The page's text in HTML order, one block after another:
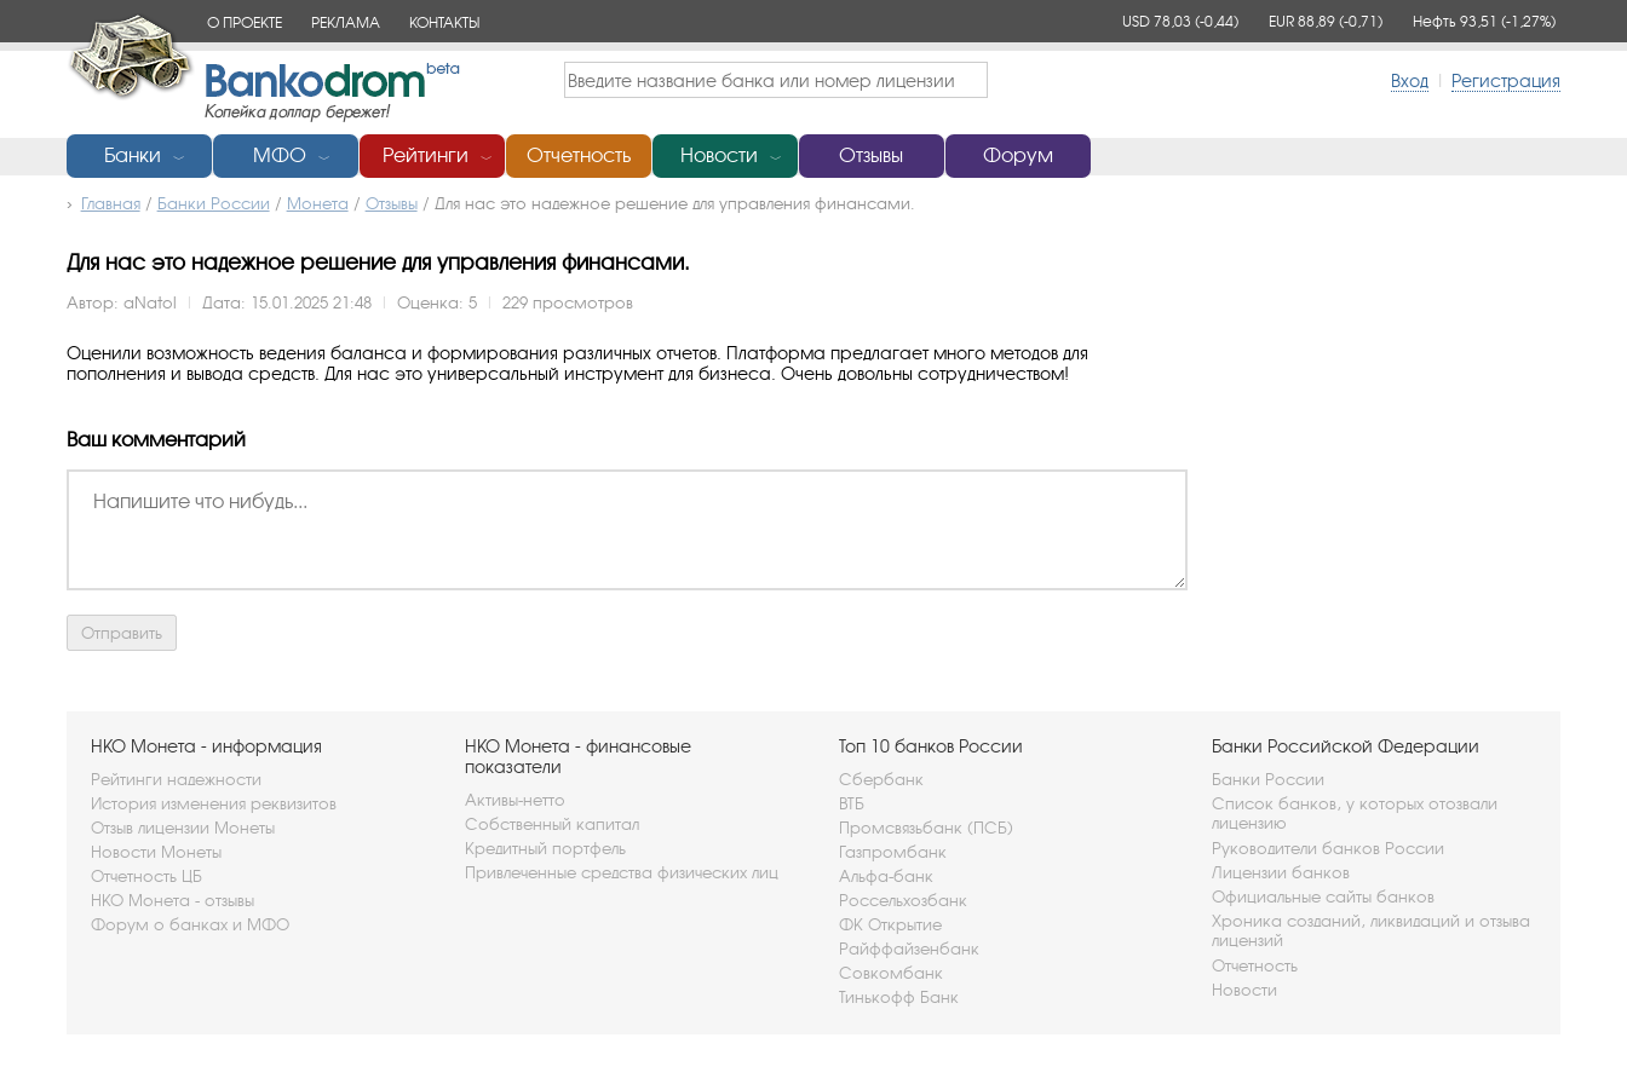
О ПРОЕКТЕ РЕКЛАМА КОНТАКТЫ USD 78,03 (-0,44) EUR 88,89 (-0,71) Нефть 93,51 (-1,27%)
Вход | Регистрация
Банки ﹀ МФО ﹀ Рейтинги ﹀ Отчетность Новости ﹀ Отзывы Форум
Главная/ Банки России / Монета / Отзывы/ Для нас это надежное решение для управления финансами.
Для нас это надежное решение для управления финансами.
Автор: aNatol | Дата: 15.01.2025 21:48 | Оценка: 5 | 229 просмотров
Оценили возможность ведения баланса и формирования различных отчетов. Платформа предлагает много методов для
пополнения и вывода средств. Для нас это универсальный инструмент для бизнеса. Очень довольны сотрудничеством!
Ваш комментарий
НКО Монета - информация
Рейтинги надежности
История изменения реквизитов
Отзыв лицензии Монеты
Новости Монеты
Отчетность ЦБ
НКО Монета - отзывы
Форум о банках и МФО
НКО Монета - финансовые
показатели
Активы-нетто
Собственный капитал
Кредитный портфель
Привлеченные средства физических лиц
Топ 10 банков России
Сбербанк
ВТБ
Промсвязьбанк (ПСБ)
Газпромбанк
Альфа-банк
Россельхозбанк
ФК Открытие
Райффайзенбанк
Совкомбанк
Тинькофф Банк
Банки Российской Федерации
Банки России
Список банков, у которых отозвали
лицензию
Руководители банков России
Лицензии банков
Официальные сайты банков
Хроника созданий, ликвидаций и отзыва
лицензий
Отчетность
Новости